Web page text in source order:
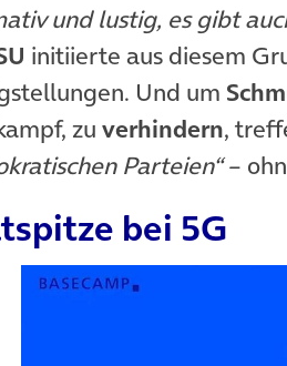
und lustig, es gibt
initiierte aus diesem
Und um
zu verhindern,
Parteien“–
bei 5G